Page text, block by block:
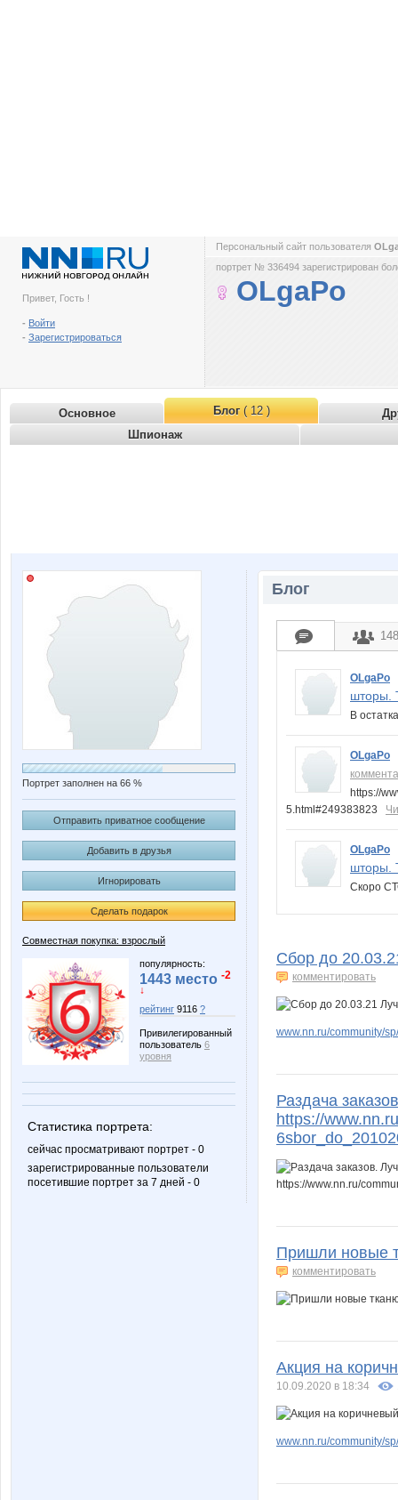
Привет, Гость !
- Войти
- Зарегистрироваться
Персональный сайт пользователя
портрет № 336494 зарегистрирован
OLgaPo
Основное Блог( 12 )
Шпионаж
Портрет заполнен на 66 %
Отправить приватное сообщение
Добавить в друзья
Игнорировать
Сделать подарок
Совместная покупка: взрослый
популярность:
1443 место -2
↓
рейтинг 9116 ?
Привилегированный
пользователь 6
уровня
Статистика портрета:
сейчас просматривают портрет - 0
зарегистрированные пользователи
посетившие портрет за 7 дней - 0
Блог
148
OLgaPo
шторы.
В
OLgaPo
https://
5.html#249383823
OLgaPo
шторы.
Скоро
Сбор до
комментировать
www.nn.ru/community/
Раздача
https://
Пришли новые
комментировать
Акция на
10.09.2020 в 18:34
www.nn.ru/community/